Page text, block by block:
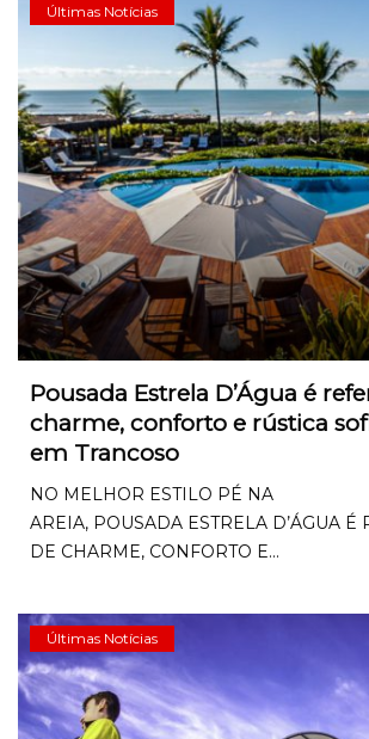
Últimas Notícias
Pousada Estrela D’Água é
charme, conforto e rústica
em Trancoso
NO MELHOR ESTILO PÉ NA
AREIA, POUSADA ESTRELA D’ÁGUA É
DE CHARME, CONFORTO E...
Últimas Notícias